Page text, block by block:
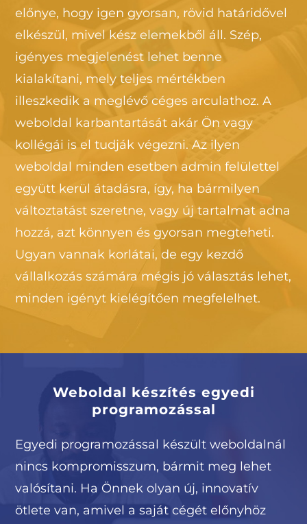
előnye, hogy igen gyorsan, rövid határidővel
elkészül, mivel kész elemekből áll. Szép,
igényes megjelenést lehet benne
kialakítani, mely teljes mértékben
illeszkedik a meglévő céges arculathoz. A
weboldal karbantartását akár Ön vagy
kollégái is el tudják végezni. Az ilyen
weboldal minden esetben admin felülettel
együtt kerül átadásra, így, ha bármilyen
változtatást szeretne, vagy új tartalmat adna
hozzá, azt könnyen és gyorsan megteheti.
Ugyan vannak korlátai, de egy kezdő
vállalkozás számára mégis jó választás lehet,
minden igényt kielégítően megfelelhet.
Weboldal készítés egyedi
programozással
Egyedi programozással készült weboldalnál
nincs kompromisszum, bármit meg lehet
valósítani. Ha Önnek olyan új, innovatív
ötlete van, amivel a saját cégét előnyhöz